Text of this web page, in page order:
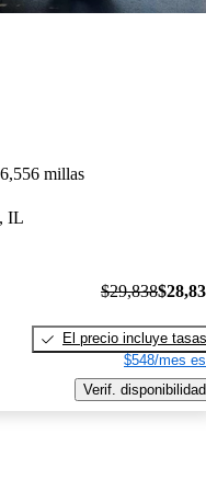
millas
IL
$29,838
El precio incluye tasas
$548/mes
Verif. disponibilidad